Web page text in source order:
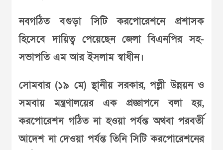
নবগঠিত বগুড়া সিটি করপোরেশনে প্রশাসক
হিসেবে দায়িত্ব পেয়েছেন জেলা বিএনপির সহ-
সভাপতি এম আর ইসলাম স্বাধীন।
সোমবার (১৯ মে) স্থানীয় সরকার, পল্লী উন্নয়ন ও
সমবায় মন্ত্রণালয়ের এক প্রজ্ঞাপনে বলা হয়,
করপোরেশন গঠিত না হওয়া পর্যন্ত অথবা পরবর্তী
আদেশ না দেওয়া পর্যন্ত তিনি সিটি করপোরেশনের